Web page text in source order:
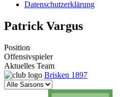
Datenschutzerklärung
Patrick Vargus
Position
Offensivspieler
Aktuelles Team
Brisken 1897